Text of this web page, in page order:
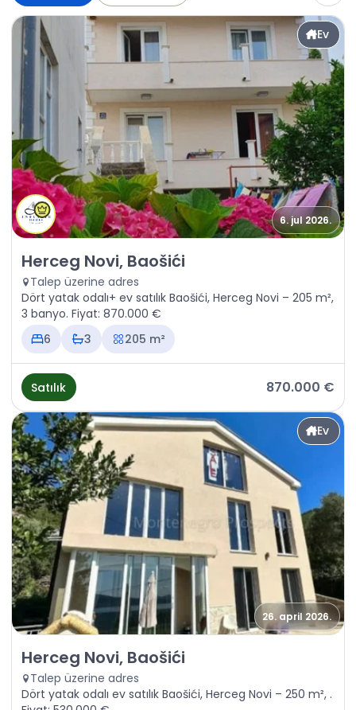
Ev
6. jul 2026.
Satılık - Ev Herceg Novi, Baošići
Herceg Novi, Baošići
Talep üzerine adres
Dört yatak odalı+ ev satılık Baošići, Herceg Novi – 205 m²,
3 banyo. Fiyat: 870.000 €
6
3 205 m²
Satılık 870.000 €
Ev
26. april 2026.
Satılık - Ev Herceg Novi, Baošići
Herceg Novi, Baošići
Talep üzerine adres
Dört yatak odalı ev satılık Baošići, Herceg Novi – 250 m², .